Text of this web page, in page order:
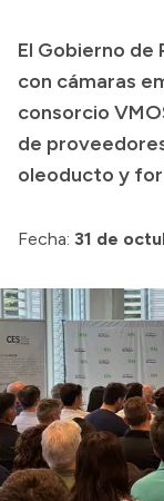
Geografía
Invertí en Río
Presupuesto
Boletín Oficial
Compras y
Consulta de
Consulta de
Convocatorias
Intranet
El Gobierno de
con cámaras
consorcio
de
oleoducto y
Fecha: 31 de